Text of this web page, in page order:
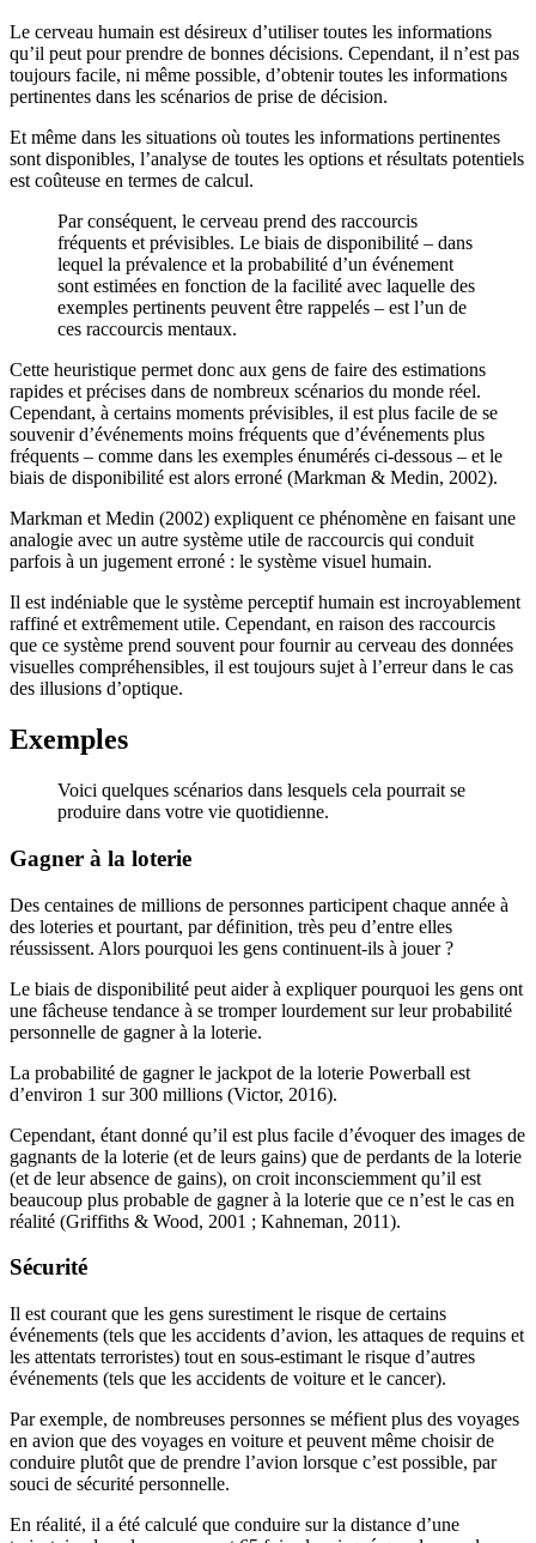
Le cerveau humain est désireux d’utiliser toutes les informations
qu’il peut pour prendre de bonnes décisions. Cependant, il n’est pas
toujours facile, ni même possible, d’obtenir toutes les informations
pertinentes dans les scénarios de prise de décision.
Et même dans les situations où toutes les informations pertinentes
sont disponibles, l’analyse de toutes les options et résultats potentiels
est coûteuse en termes de calcul.
Par conséquent, le cerveau prend des raccourcis
fréquents et prévisibles. Le biais de disponibilité – dans
lequel la prévalence et la probabilité d’un événement
sont estimées en fonction de la facilité avec laquelle des
exemples pertinents peuvent être rappelés – est l’un de
ces raccourcis mentaux.
Cette heuristique permet donc aux gens de faire des estimations
rapides et précises dans de nombreux scénarios du monde réel.
Cependant, à certains moments prévisibles, il est plus facile de se
souvenir d’événements moins fréquents que d’événements plus
fréquents – comme dans les exemples énumérés ci-dessous – et le
biais de disponibilité est alors erroné (Markman & Medin, 2002).
Markman et Medin (2002) expliquent ce phénomène en faisant une
analogie avec un autre système utile de raccourcis qui conduit
parfois à un jugement erroné : le système visuel humain.
Il est indéniable que le système perceptif humain est incroyablement
raffiné et extrêmement utile. Cependant, en raison des raccourcis
que ce système prend souvent pour fournir au cerveau des données
visuelles compréhensibles, il est toujours sujet à l’erreur dans le cas
des illusions d’optique.
Exemples
Voici quelques scénarios dans lesquels cela pourrait se
produire dans votre vie quotidienne.
Gagner à la loterie
Des centaines de millions de personnes participent chaque année à
des loteries et pourtant, par définition, très peu d’entre elles
réussissent. Alors pourquoi les gens continuent-ils à jouer ?
Le biais de disponibilité peut aider à expliquer pourquoi les gens ont
une fâcheuse tendance à se tromper lourdement sur leur probabilité
personnelle de gagner à la loterie.
La probabilité de gagner le jackpot de la loterie Powerball est
d’environ 1 sur 300 millions (Victor, 2016).
Cependant, étant donné qu’il est plus facile d’évoquer des images de
gagnants de la loterie (et de leurs gains) que de perdants de la loterie
(et de leur absence de gains), on croit inconsciemment qu’il est
beaucoup plus probable de gagner à la loterie que ce n’est le cas en
réalité (Griffiths & Wood, 2001 ; Kahneman, 2011).
Sécurité
Il est courant que les gens surestiment le risque de certains
événements (tels que les accidents d’avion, les attaques de requins et
les attentats terroristes) tout en sous-estimant le risque d’autres
événements (tels que les accidents de voiture et le cancer).
Par exemple, de nombreuses personnes se méfient plus des voyages
en avion que des voyages en voiture et peuvent même choisir de
conduire plutôt que de prendre l’avion lorsque c’est possible, par
souci de sécurité personnelle.
En réalité, il a été calculé que conduire sur la distance d’une